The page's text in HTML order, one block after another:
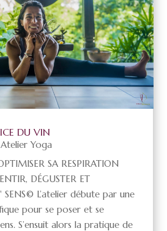
DU VIN
Atelier Yoga
SA RESPIRATION
DÉGUSTER ET
SENS© L’atelier débute par une
pour se poser et se
S’ensuit alors la pratique de